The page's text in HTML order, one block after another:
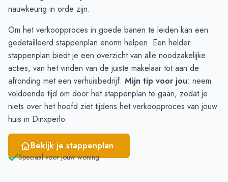
Maart
19
Mei
17
21
Juni
12 20
nauwkeurig in orde zijn.
Om het verkoopproces in goede banen te leiden kan een
gedetailleerd stappenplan enorm helpen. Een helder
stappenplan biedt je een overzicht van alle noodzakelijke
acties, van het vinden van de juiste makelaar tot aan de
afronding met een verhuisbedrijf. Mijn tip voor jou: neem
voldoende tijd om door het stappenplan te gaan, zodat je
niets over het hoofd ziet tijdens het verkoopproces van jouw
huis in Dinxperlo.
Bekijk je stappenplan
Speciaal voor jouw woning